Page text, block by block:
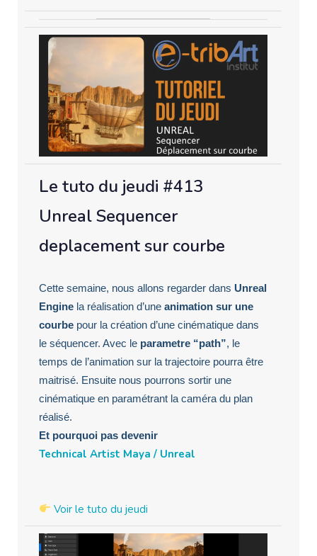
Le tuto du jeudi #413
Unreal Sequencer
deplacement sur courbe
Cette semaine, nous allons regarder dans Unreal
Engine la réalisation d’une animation sur une
courbe pour la création d’une cinématique dans
le séquencer. Avec le parametre “path”, le
temps de l’animation sur la trajectoire pourra être
maitrisé. Ensuite nous pourrons sortir une
cinématique en paramétrant la caméra du plan
réalisé.
Et pourquoi pas devenir
Technical Artist Maya / Unreal
Voir le tuto du jeudi